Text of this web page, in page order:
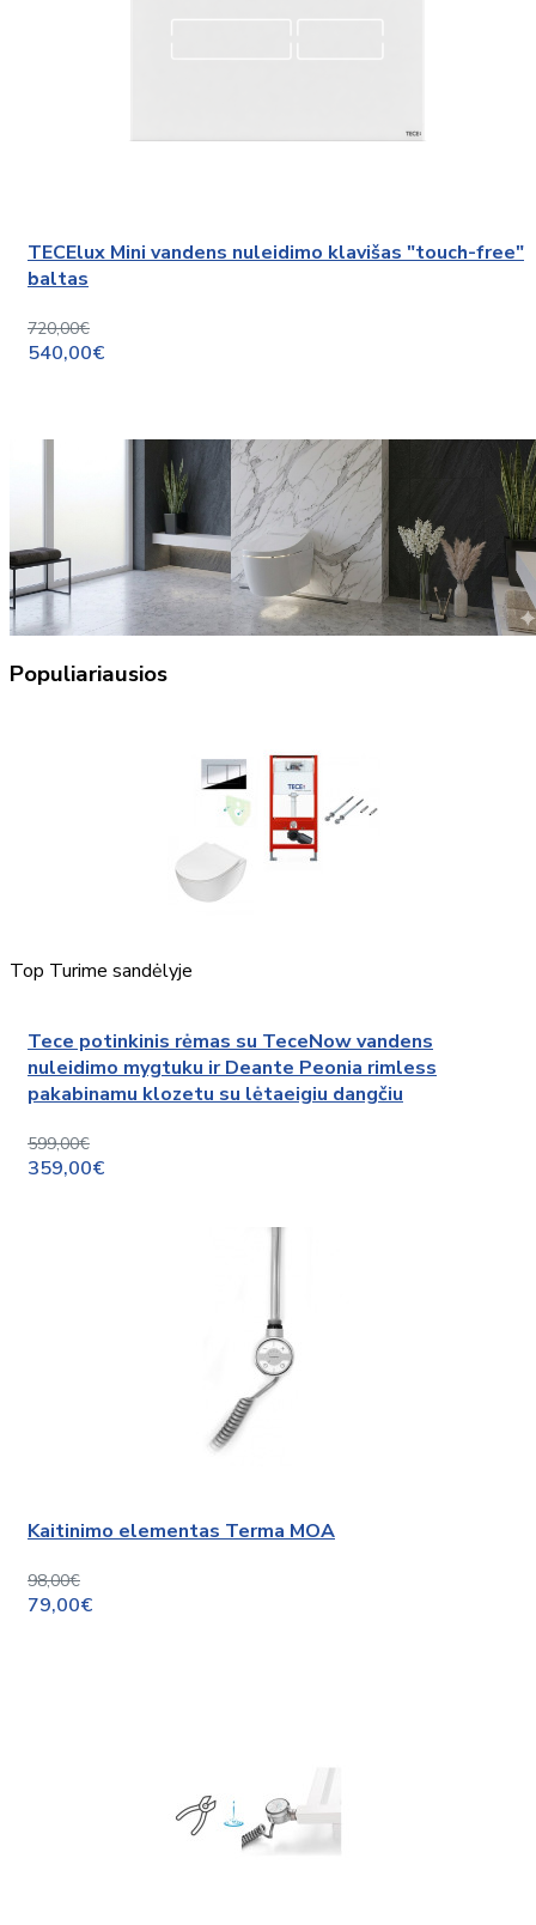
TECElux Mini vandens nuleidimo klavišas "touch-free"
baltas
720,00€
540,00€
Populiariausios
Top Turime sandėlyje
Tece potinkinis rėmas su TeceNow vandens
nuleidimo mygtuku ir Deante Peonia rimless
pakabinamu klozetu su lėtaeigiu dangčiu
599,00€
359,00€
Kaitinimo elementas Terma MOA
98,00€
79,00€